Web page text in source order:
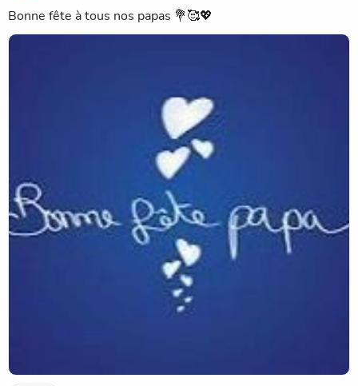
Bonne fête à tous nos papas 💐🥰💖